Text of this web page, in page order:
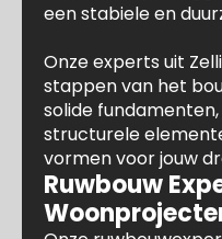
een stabiele en
Onze experts uit
stappen van het
solide
structurele
vormen voor jouw
Ruwbouw